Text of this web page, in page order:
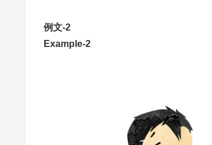
例文-2
Example-2